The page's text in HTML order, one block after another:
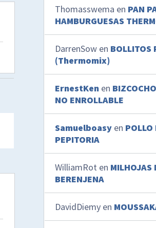
Thomasswema en PAN
HAMBURGUESAS
DarrenSow en BOLLITOS
(Thermomix)
ErnestKen en
NO ENROLLABLE
Samuelboasy en POLLO
PEPITORIA
WilliamRot en MILHOJAS
BERENJENA
DavidDiemy en